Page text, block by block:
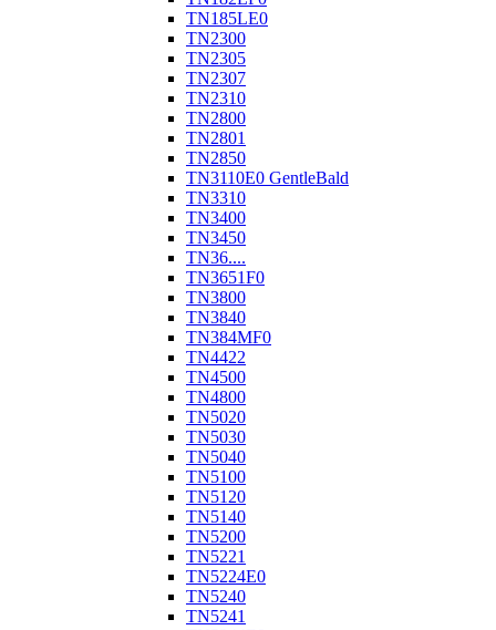
TN185LE0
TN2300
TN2305
TN2307
TN2310
TN2800
TN2801
TN2850
TN3110E0 GentleBald
TN3310
TN3400
TN3450
TN36....
TN3651F0
TN3800
TN3840
TN384MF0
TN4422
TN4500
TN4800
TN5020
TN5030
TN5040
TN5100
TN5120
TN5140
TN5200
TN5221
TN5224E0
TN5240
TN5241